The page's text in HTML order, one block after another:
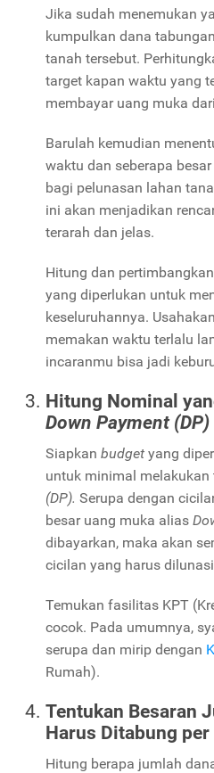
Jika sudah menemukan
kumpulkan dana
tanah tersebut.
target kapan waktu yang
membayar uang muka
Barulah kemudian
waktu dan seberapa
bagi pelunasan lahan
ini akan menjadikan
terarah dan jelas.
Hitung dan
yang diperlukan untuk
keseluruhannya.
memakan waktu terlalu
incaranmu bisa jadi
Hitung Nominal
Down Payment (DP)
Siapkan budget yang
untuk minimal melakukan
(DP). Serupa dengan
besar uang muka alias
dibayarkan, maka akan
cicilan yang harus
Temukan fasilitas KPT
cocok. Pada umumnya,
serupa dan mirip dengan
Rumah).
Tentukan Besaran
Harus Ditabung
Hitung berapa jumlah